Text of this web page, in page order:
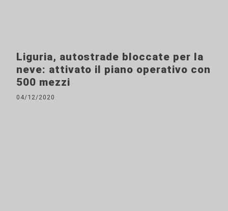
Liguria, autostrade bloccate per la
neve: attivato il piano operativo con
500 mezzi
04/12/2020